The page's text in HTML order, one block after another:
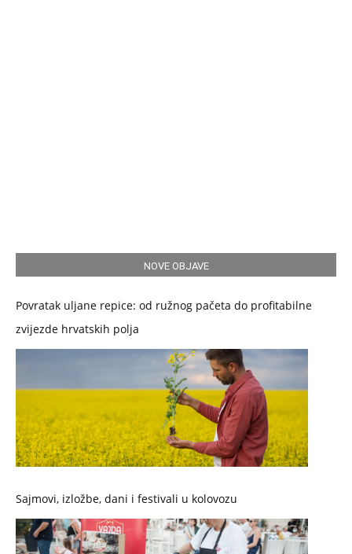
NOVE OBJAVE
Povratak uljane repice: od ružnog pačeta do profitabilne
zvijezde hrvatskih polja
Sajmovi, izložbe, dani i festivali u kolovozu